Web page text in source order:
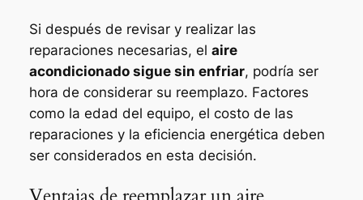
Si después de revisar y realizar las
reparaciones necesarias, el aire
acondicionado sigue sin enfriar, podría ser
hora de considerar su reemplazo. Factores
como la edad del equipo, el costo de las
reparaciones y la eficiencia energética deben
ser considerados en esta decisión.